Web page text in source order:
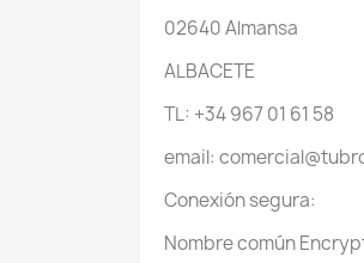
02640 Almansa
ALBACETE
TL: +34 967 01 61 58
email:
Conexión segura:
Nombre común